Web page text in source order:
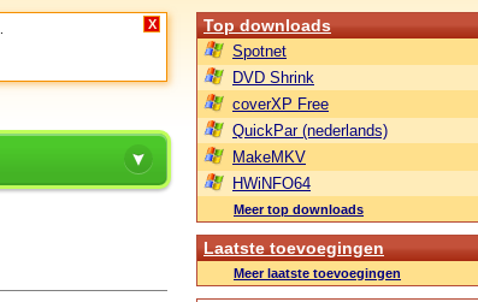
X Top downloads
Spotnet
DVD Shrink
coverXP Free
QuickPar (nederlands)
MakeMKV
HWiNFO64
Meer top downloads
Laatste toevoegingen
Meer laatste toevoegingen